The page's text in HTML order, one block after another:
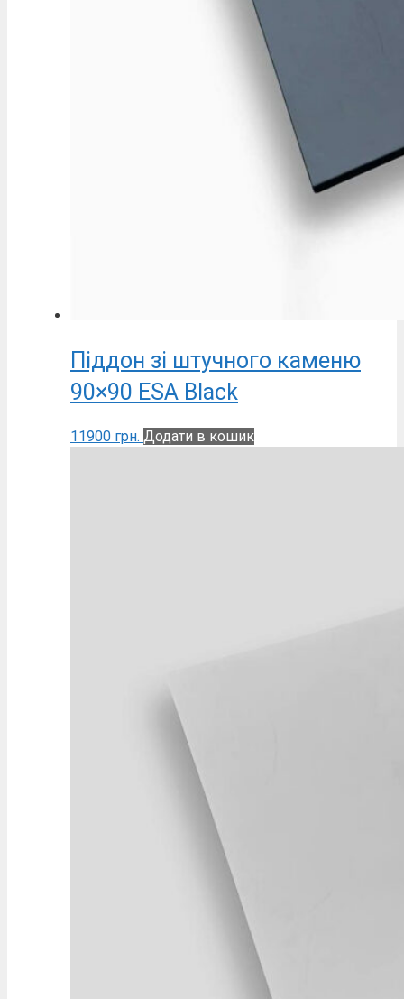
Піддон зі штучного каменю
90×90 ESA Black
11900 грн. Додати в кошик